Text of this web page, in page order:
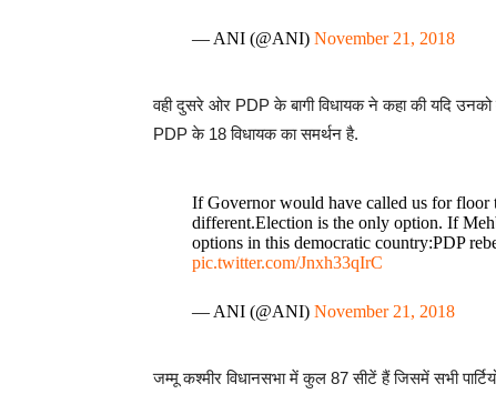
— ANI (@ANI) November 21, 2018
वही दुसरे ओर PDP के बागी विधायक ने कहा की यदि उनको
PDP के 18 विधायक का समर्थन है.
If Governor would have called us for floor
different.Election is the only option. If
options in this democratic country:PDP
pic.twitter.com/Jnxh33qIrC
— ANI (@ANI) November 21, 2018
जम्मू कश्मीर विधानसभा में कुल 87 सीटें हैं जिसमें सभी